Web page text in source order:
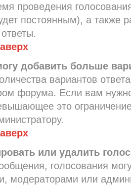
проведения
постоянным), а также
добавить больше
вариантов
форума. Если вам
это
или удалить
голосования
модераторами или